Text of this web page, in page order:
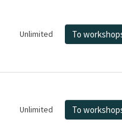
Unlimited To
Unlimited To